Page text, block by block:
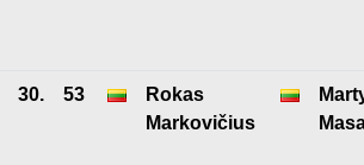
30. 53
Rokas
Markovičius